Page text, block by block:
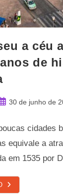
a céu
de
30 de junho de
cidades
equivale a
em 1535 por
OLINDA:
MUSEU